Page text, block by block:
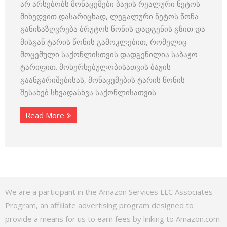
არ არსებობს მონაცემები ბაჟის რეალური ნეტოს
მიხედვით დასარიცხად, ლეგალური ნეტოს წონა
განისაზღვრება ბრუტოს წონის დადგენის გზით და
მისგან ტარის წონის გამოკლებით, რომელიც
მოცემული საქონლისთვის დადგენილია საბაჟო
ტარიფით. მოხერხებულობისათვის ბაჟის
გაანგარიშებისას, მონაცემების ტარის წონის
შესახებ სხვადასხვა საქონლისათვის
Read More
We are a participant in the Amazon Services LLC Associates
Program, an affiliate advertising program designed to
provide a means for us to earn fees by linking to Amazon.com